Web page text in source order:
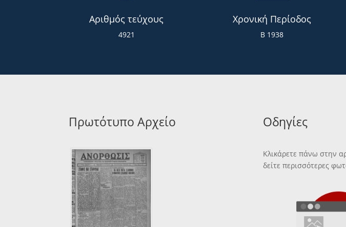
Αριθμός τεύχους
4921
Χρονική Περίοδος
Β 1938
Πρωτότυπο Αρχείο Οδηγίες
Κλικάρετε πάνω στην
δείτε περισσότερες